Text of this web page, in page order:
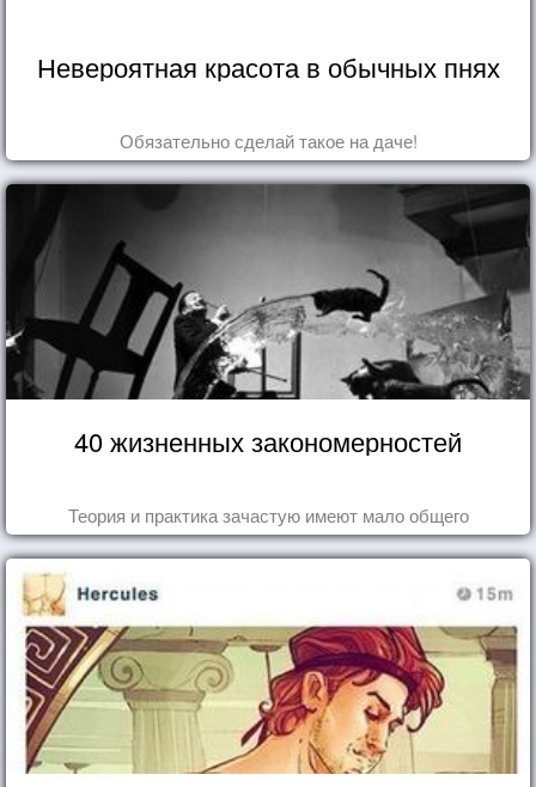
Невероятная красота в обычных пнях
Обязательно сделай такое на даче!
40 жизненных закономерностей
Теория и практика зачастую имеют мало общего